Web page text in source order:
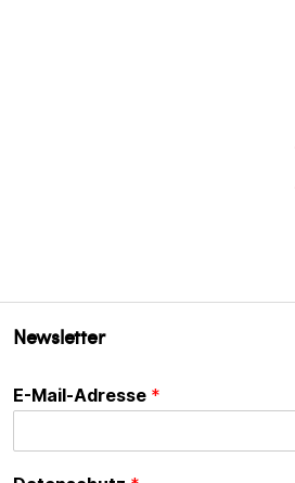
Newsletter
E-Mail-Adresse *